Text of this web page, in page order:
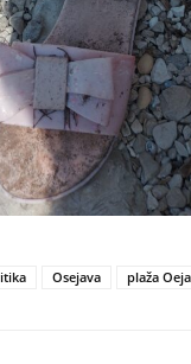
Osejava plaža